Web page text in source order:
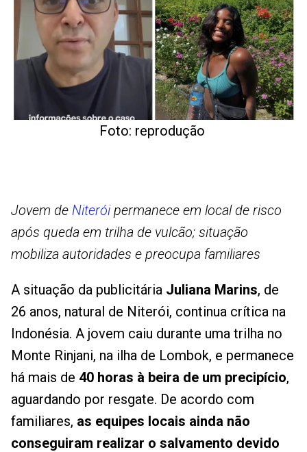
Foto: reprodução
Jovem de Niteróipermanece em local de risco
após queda em trilha de vulcão; situação
mobiliza autoridades e preocupa familiares
A situação da publicitária Juliana Marins, de
26 anos, natural de Niterói, continua crítica na
Indonésia. A jovem caiu durante uma trilha no
Monte Rinjani, na ilha de Lombok, e permanece
há mais de 40 horas à beira de um precipício,
aguardando por resgate. De acordo com
familiares, as equipes locais ainda não
conseguiram realizar o salvamento devido